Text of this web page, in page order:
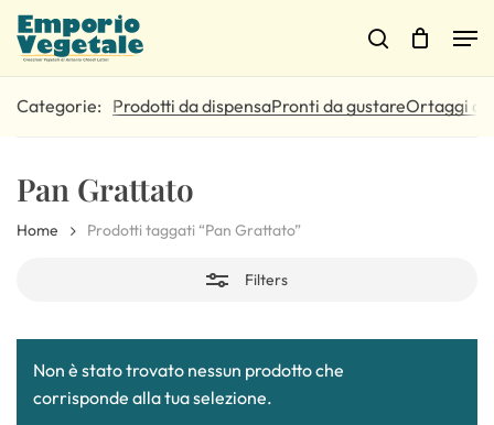
Skip
main
content
search
Cart Close
Prodotti da dispensaPronti da gustareOrtaggi di
Pan Grattato
Home Prodotti taggati “Pan Grattato”
Filters
Close
Non è stato trovato nessun prodotto che
corrisponde alla tua selezione.